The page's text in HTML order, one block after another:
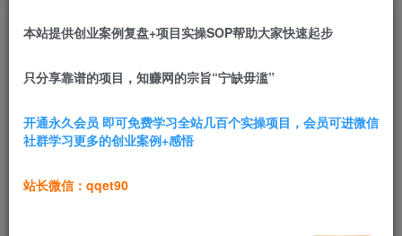
镇山的虎
以赚钱的项目并不多，那这就会有人问了，为什么我看见其
本站提供创业案例复盘+项目实操SOP帮助大家快速起步
只分享靠谱的项目，知赚网的宗旨“宁缺毋滥”
开通永久会员 即可免费学习全站几百个实操项目，会员可进微信
社群学习更多的创业案例+感悟
站长微信：qqet90